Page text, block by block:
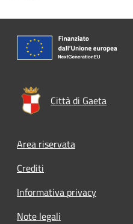
Città di Gaeta
Footer menu
Area riservata
Crediti
Informativa privacy
Note legali